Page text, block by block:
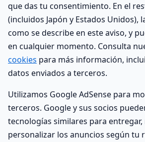
que das tu consentimiento. En el
(incluidos Japón y Estados Unidos),
como se describe en este aviso, y
en cualquier momento. Consulta
cookies para más información,
datos enviados a terceros.
Utilizamos Google AdSense para
terceros. Google y sus socios
tecnologías similares para
personalizar los anuncios según tu